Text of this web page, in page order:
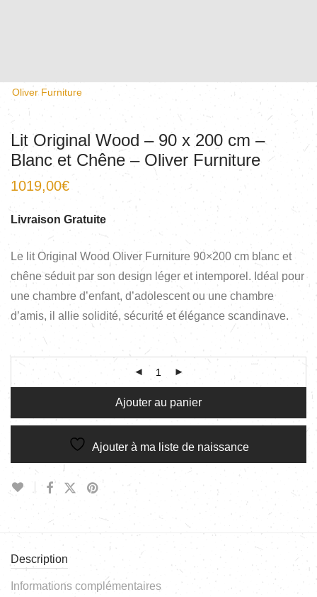
Oliver Furniture
Lit Original Wood – 90 x 200 cm –
Blanc et Chêne – Oliver Furniture
1019,00€
Livraison Gratuite
Le lit Original Wood Oliver Furniture 90×200 cm blanc et
chêne séduit par son design léger et intemporel. Idéal pour
une chambre d’enfant, d’adolescent ou une chambre
d’amis, il allie solidité, sécurité et élégance scandinave.
Ajouter au panier
Ajouter à ma liste de naissance
Description
Informations complémentaires